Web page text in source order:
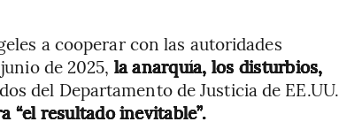
a cooperar con las autoridades
de 2025, la anarquía, los disturbios,
del Departamento de Justicia de EE.UU.
“el resultado inevitable”.